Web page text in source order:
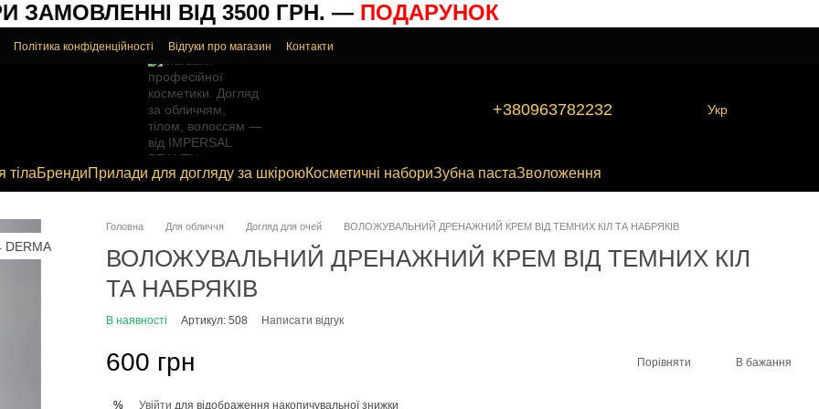
ВІД 3500 ГРН. —ПОДАРУНОК
Політика конфіденційності Відгуки про магазин Контакти
+380963782232 Укр
тілаБрендиПрилади для догляду за шкіроюКосметичні набориЗубна пастаЗволоження
Головна Для обличчя Догляд для очей ВОЛОЖУВАЛЬНИЙ ДРЕНАЖНИЙ КРЕМ ВІД ТЕМНИХ КІЛ ТА НАБРЯКІВ
ВОЛОЖУВАЛЬНИЙ ДРЕНАЖНИЙ КРЕМ ВІД ТЕМНИХ КІЛ
ТА НАБРЯКІВ
В наявності Артикул: 508 Написати відгук
600 грн Порівняти В бажання
% Увійти для відображення накопичувальної знижки